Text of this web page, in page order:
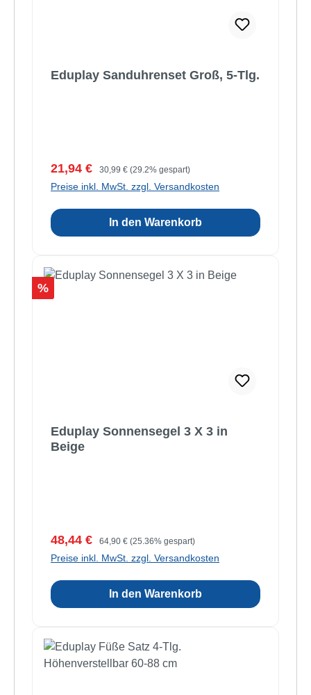
Eduplay Sanduhrenset Groß, 5-Tlg.
Verkaufspreis:
21,94 € Regulärer Preis:
30,99 € (29.2% gespart)
Preise inkl. MwSt. zzgl. Versandkosten
In den Warenkorb
Rabatt
%
Eduplay Sonnensegel 3 X 3 in
Beige
Verkaufspreis:
48,44 € Regulärer Preis:
64,90 € (25.36% gespart)
Preise inkl. MwSt. zzgl. Versandkosten
In den Warenkorb